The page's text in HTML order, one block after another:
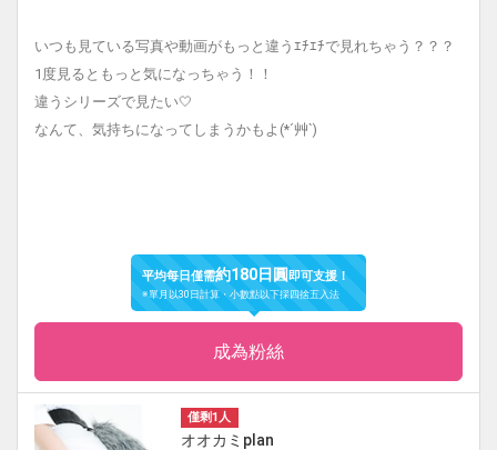
いつも見ている写真や動画がもっと違うｴﾁｴﾁで見れちゃう？？？
1度見るともっと気になっちゃう！！
違うシリーズで見たい🤍
なんて、気持ちになってしまうかもよ(*´艸`)
平均每日僅需約180日圓即可支援！
※單月以30日計算・小數點以下採四捨五入法
成為粉絲
僅剩1人
オオカミplan